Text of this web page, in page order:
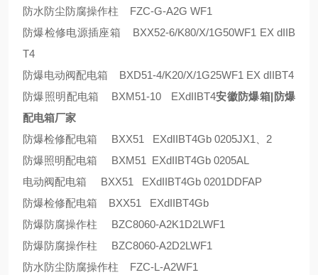
防水防尘防腐操作柱 FZC-G-A2G WF1
防爆检修电源插座箱 BXX52-6/K80/X/1G50WF1 EX dIIB
T4
防爆电动阀配电箱 BXD51-4/K20/X/1G25WF1 EX dIIBT4
防爆照明配电箱 BXM51-10 EXdIIBT4安徽防爆箱|防爆
配电箱厂家
防爆检修配电箱 BXX51 EXdIIBT4Gb 0205JX1、2
防爆照明配电箱 BXM51 EXdIIBT4Gb 0205AL
电动阀配电箱 BXX51 EXdIIBT4Gb 0201DDFAP
防爆检修配电箱 BXX51 EXdIIBT4Gb
防爆防腐操作柱 BZC8060-A2K1D2LWF1
防爆防腐操作柱 BZC8060-A2D2LWF1
防水防尘防腐操作柱 FZC-L-A2WF1